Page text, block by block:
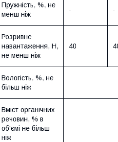
Пружність, %, не
менш ніж
- -
Розривне
навантаження, Н,
не менш ніж
40
Вологість, %, не
більш ніж
Вміст органічних
речовин, % в
об'ємі не більш
ніж